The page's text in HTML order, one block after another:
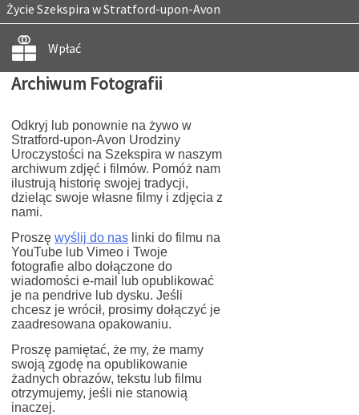
Życie Szekspira w Stratford-upon-Avon
Wpłać
Archiwum Fotografii
Odkryj lub ponownie na żywo w
Stratford-upon-Avon Urodziny
Uroczystości na Szekspira w naszym
archiwum zdjęć i filmów. Pomóż nam
ilustrują historię swojej tradycji,
dzieląc swoje własne filmy i zdjęcia z
nami.
Proszę wyślij do nas linki do filmu na
YouTube lub Vimeo i Twoje
fotografie albo dołączone do
wiadomości e-mail lub opublikować
je na pendrive lub dysku. Jeśli
chcesz je wrócił, prosimy dołączyć je
zaadresowana opakowaniu.
Proszę pamiętać, że my, że mamy
swoją zgodę na opublikowanie
żadnych obrazów, tekstu lub filmu
otrzymujemy, jeśli nie stanowią
inaczej.